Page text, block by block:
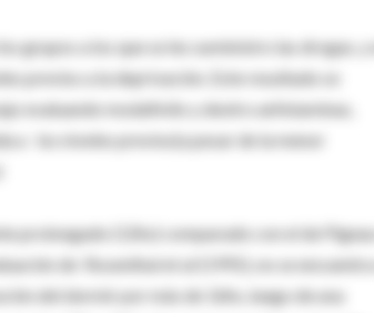
grupos a los que se les suministro las drogas, y
previos a la deprivación. Este resultado se
evaluando modafinilo y dextro anfetaminas,
a los niveles previos(a pesar de la menor
prolongado (12hs) comparado con el de Pigeau
de Rosenthal et al (1991), no se encuentra
del dormir por más de 16hs, luego de una